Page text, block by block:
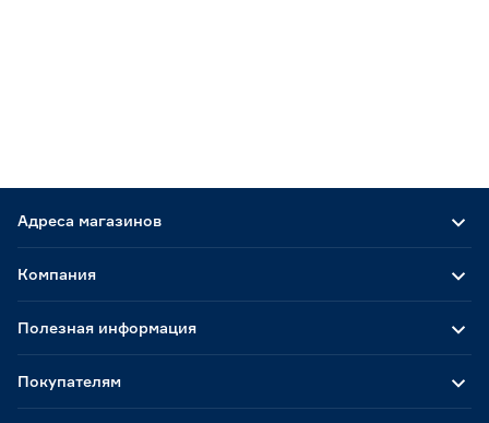
Адреса магазинов
Компания
Полезная информация
Покупателям